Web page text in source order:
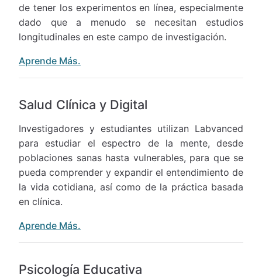
de tener los experimentos en línea, especialmente
dado que a menudo se necesitan estudios
longitudinales en este campo de investigación.
Aprende Más.
Salud Clínica y Digital
Investigadores y estudiantes utilizan Labvanced
para estudiar el espectro de la mente, desde
poblaciones sanas hasta vulnerables, para que se
pueda comprender y expandir el entendimiento de
la vida cotidiana, así como de la práctica basada
en clínica.
Aprende Más.
Psicología Educativa